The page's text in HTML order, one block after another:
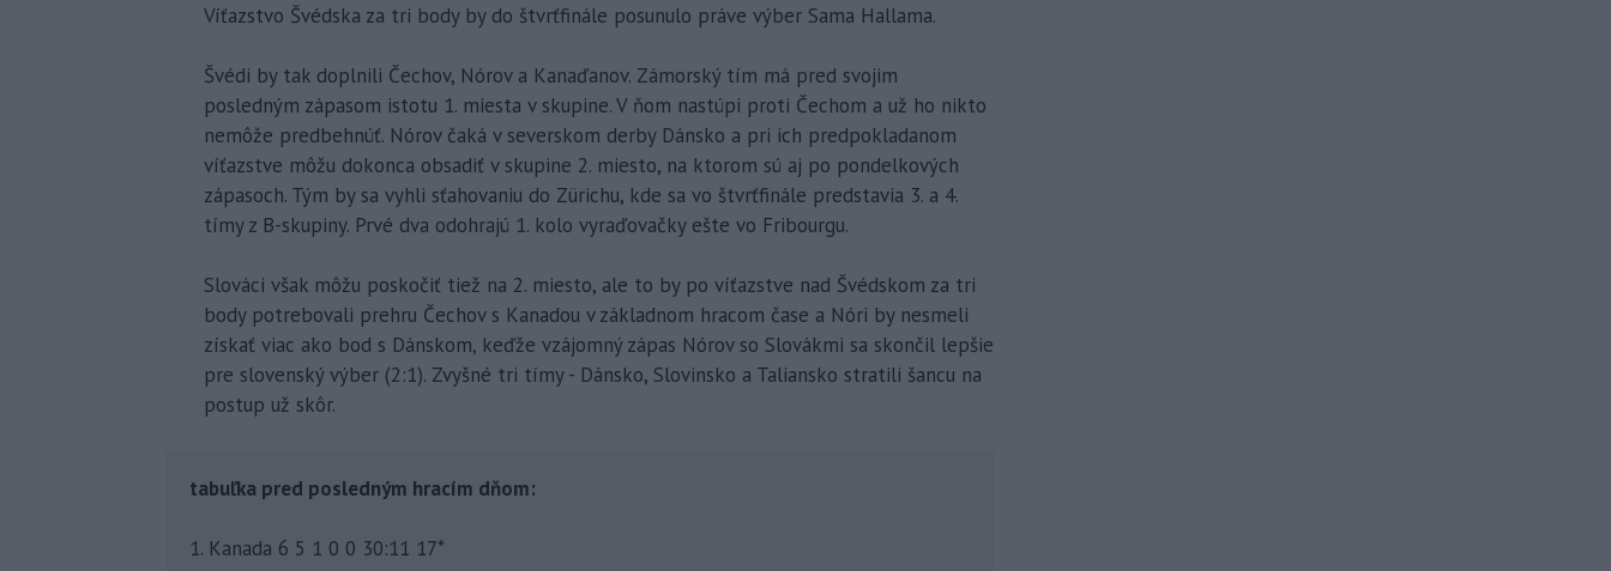
Víťazstvo Švédska za tri body by do štvrťfinále posunulo práve výber Sama Hallama.
Švédi by tak doplnili Čechov, Nórov a Kanaďanov. Zámorský tím má pred svojim
posledným zápasom istotu 1. miesta v skupine. V ňom nastúpi proti Čechom a už ho nikto
nemôže predbehnúť. Nórov čaká v severskom derby Dánsko a pri ich predpokladanom
víťazstve môžu dokonca obsadiť v skupine 2. miesto, na ktorom sú aj po pondelkových
zápasoch. Tým by sa vyhli sťahovaniu do Zürichu, kde sa vo štvrťfinále predstavia 3. a 4.
tímy z B-skupiny. Prvé dva odohrajú 1. kolo vyraďovačky ešte vo Fribourgu.
Slováci však môžu poskočiť tiež na 2. miesto, ale to by po víťazstve nad Švédskom za tri
body potrebovali prehru Čechov s Kanadou v základnom hracom čase a Nóri by nesmeli
získať viac ako bod s Dánskom, keďže vzájomný zápas Nórov so Slovákmi sa skončil lepšie
pre slovenský výber (2:1). Zvyšné tri tímy - Dánsko, Slovinsko a Taliansko stratili šancu na
postup už skôr.
tabuľka pred posledným hracím dňom:
1. Kanada 6 5 1 0 0 30:11 17*